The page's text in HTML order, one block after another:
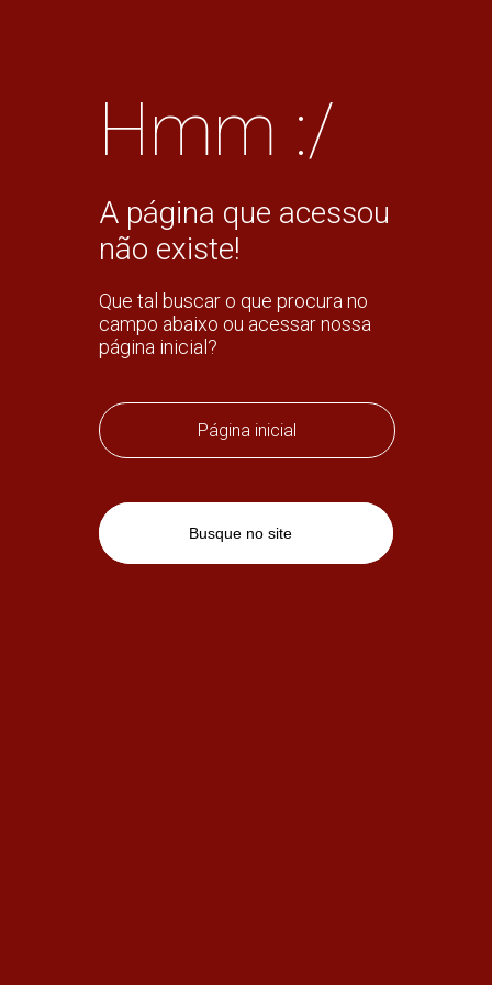
Hmm :/
A página que acessou
não existe!
Que tal buscar o que procura no
campo abaixo ou acessar nossa
página inicial?
Página inicial